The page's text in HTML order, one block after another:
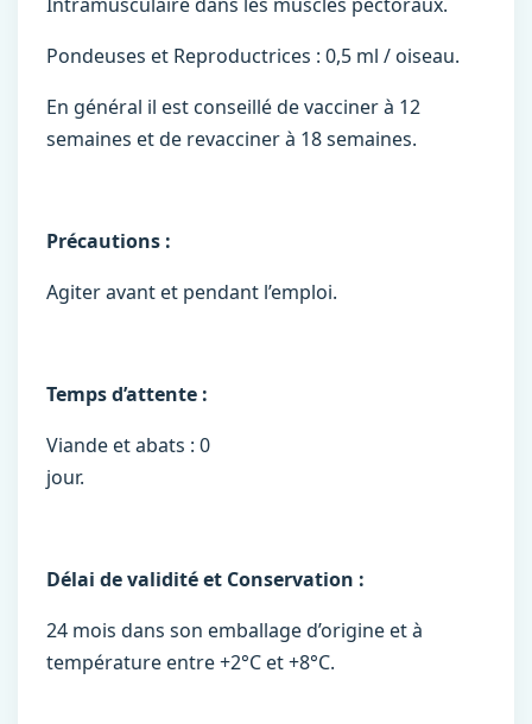
Pondeuses et Reproductrices : 0,5 ml / oiseau.
En général il est conseillé de vacciner à 12
semaines et de revacciner à 18 semaines.
Précautions :
Agiter avant et pendant l’emploi.
Temps d’attente :
Viande et abats : 0
jour.
Délai de validité et Conservation :
24 mois dans son emballage d’origine et à
température entre +2°C et +8°C.